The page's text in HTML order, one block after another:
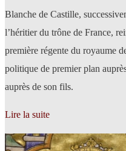
Blanche de Castille,
l’héritier du trône de France,
première régente du royaume
politique de premier plan
auprès de son fils.
Lire la suite